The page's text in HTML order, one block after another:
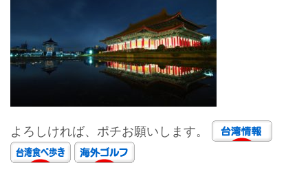
よろしければ、ポチお願いします。